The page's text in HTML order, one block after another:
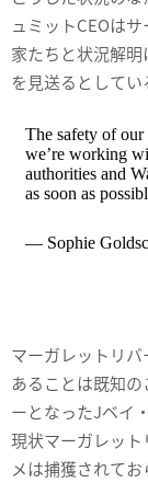
ュミットCEOは
家たちと状況解
を見送るとしてい
The safety of our
we’re working
authorities and
as soon as
— Sophie
マーガレットリ
あることは既知
ーとなったJベイ
現状マーガレッ
メは捕獲されて